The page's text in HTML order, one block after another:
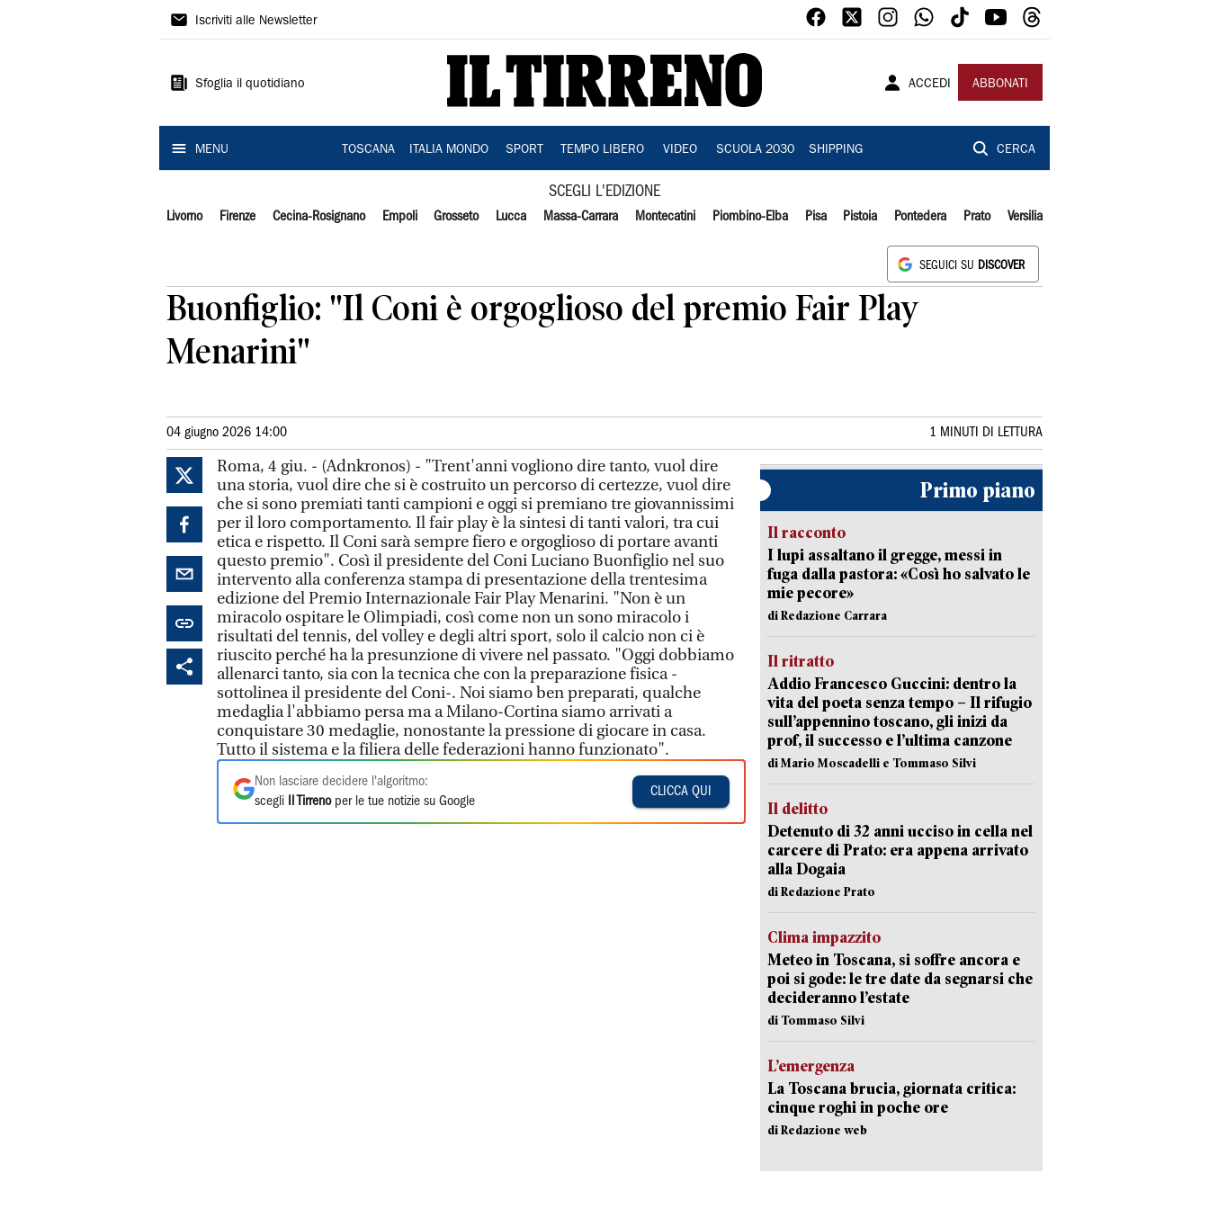
Il
Iscriviti alle Newsletter
Sfoglia il quotidiano ACCEDI ABBONATI
MENU TOSCANA ITALIA MONDO SPORT TEMPO LIBERO VIDEO SCUOLA 2030 SHIPPING CERCA
SCEGLI L'EDIZIONE
Livorno Firenze Cecina-Rosignano Empoli Grosseto Lucca Massa-Carrara Montecatini Piombino-Elba Pisa Pistoia Pontedera Prato Versilia
SEGUICI SU DISCOVER
Buonfiglio: "Il Coni è orgoglioso del premio Fair Play
Menarini"
04 giugno 2026 14:00 1 MINUTI DI LETTURA
Roma, 4 giu. - (Adnkronos) - "Trent'anni vogliono dire tanto, vuol dire
una storia, vuol dire che si è costruito un percorso di certezze, vuol dire
che si sono premiati tanti campioni e oggi si premiano tre giovannissimi
per il loro comportamento. Il fair play è la sintesi di tanti valori, tra cui
etica e rispetto. Il Coni sarà sempre fiero e orgoglioso di portare avanti
questo premio". Così il presidente del Coni Luciano Buonfiglio nel suo
intervento alla conferenza stampa di presentazione della trentesima
edizione del Premio Internazionale Fair Play Menarini. "Non è un
miracolo ospitare le Olimpiadi, così come non un sono miracolo i
risultati del tennis, del volley e degli altri sport, solo il calcio non ci è
riuscito perché ha la presunzione di vivere nel passato. "Oggi dobbiamo
allenarci tanto, sia con la tecnica che con la preparazione fisica -
sottolinea il presidente del Coni-. Noi siamo ben preparati, qualche
medaglia l'abbiamo persa ma a Milano-Cortina siamo arrivati a
conquistare 30 medaglie, nonostante la pressione di giocare in casa.
Tutto il sistema e la filiera delle federazioni hanno funzionato".
Non lasciare decidere l'algoritmo:
scegli
Il Tirrenoper le tue notizie su Google
CLICCA QUI
Primo piano
Il racconto
I lupi assaltano il gregge, messi in
fuga dalla pastora: «Così ho salvato le
mie pecore»
di Redazione Carrara
Il ritratto
Addio Francesco Guccini: dentro la
vita del poeta senza tempo – Il rifugio
sull’appennino toscano, gli inizi da
prof, il successo e l’ultima canzone
di Mario Moscadelli e Tommaso Silvi
Il delitto
Detenuto di 32 anni ucciso in cella nel
carcere di Prato: era appena arrivato
alla Dogaia
di Redazione Prato
Clima impazzito
Meteo in Toscana, si soffre ancora e
poi si gode: le tre date da segnarsi che
decideranno l’estate
di Tommaso Silvi
L’emergenza
La Toscana brucia, giornata critica:
cinque roghi in poche ore
di Redazione web